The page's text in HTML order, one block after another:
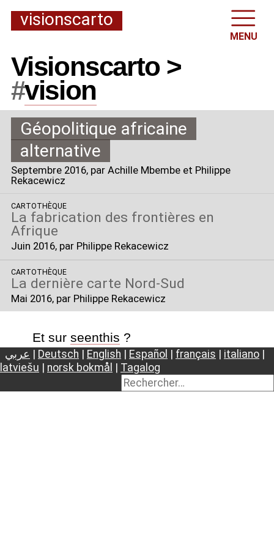
visionscarto
MENU
Visionscarto >
#vision
Géopolitique africaine
alternative
Septembre 2016, par Achille Mbembe et Philippe
Rekacewicz
CARTOTHÈQUE
La fabrication des frontières en
Afrique
Juin 2016, par Philippe Rekacewicz
CARTOTHÈQUE
La dernière carte Nord-Sud
Mai 2016, par Philippe Rekacewicz
Et sur seenthis ?
عربي Deutsch English Español français italiano
latviešu
norsk bokmål Tagalog